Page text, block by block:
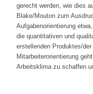
gerecht werden, wie dies
Blake/Mouton zum
Aufgabenorientierung
die quantitativen und
erstellenden Produktes/
Mitarbeiterorientierung
Arbeitsklima zu schaffen